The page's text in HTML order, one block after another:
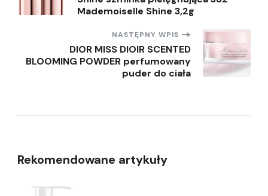
wpisuMademoiselle Shine 3,2g
NASTĘPNY WPIS
DIOR MISS DIOIR SCENTED
BLOOMING POWDER perfumowany
puder do ciała
Rekomendowane artykuły